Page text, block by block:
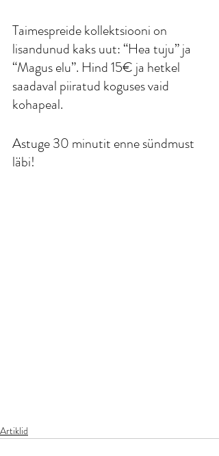
Taimespreide kollektsiooni on
lisandunud kaks uut: “Hea tuju” ja
“Magus elu”. Hind 15€ ja hetkel
saadaval piiratud koguses vaid
kohapeal.
Astuge 30 minutit enne sündmust
läbi!
Artiklid